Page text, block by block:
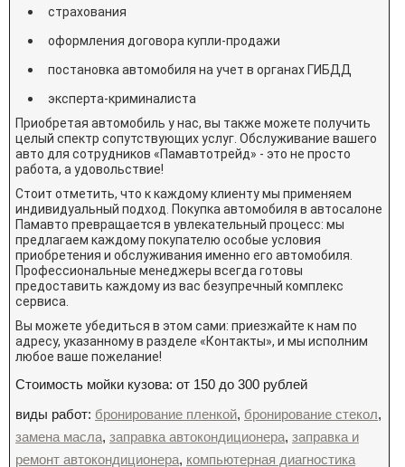
страхования
оформления договора купли-продажи
постановка автомобиля на учет в органах ГИБДД
эксперта-криминалиста
Приобретая автомобиль у нас, вы также можете получить
целый спектр сопутствующих услуг. Обслуживание вашего
авто для сотрудников «Памавтотрейд» - это не просто
работа, а удовольствие!
Стоит отметить, что к каждому клиенту мы применяем
индивидуальный подход. Покупка автомобиля в автосалоне
Памавто превращается в увлекательный процесс: мы
предлагаем каждому покупателю особые условия
приобретения и обслуживания именно его автомобиля.
Профессиональные менеджеры всегда готовы
предоставить каждому из вас безупречный комплекс
сервиса.
Вы можете убедиться в этом сами: приезжайте к нам по
адресу, указанному в разделе «Контакты», и мы исполним
любое ваше пожелание!
Стоимость мойки кузова: от 150 до 300 рублей
виды работ: бронирование пленкой, бронирование стекол,
замена масла, заправка автокондиционера, заправка и
ремонт автокондиционера, компьютерная диагностика